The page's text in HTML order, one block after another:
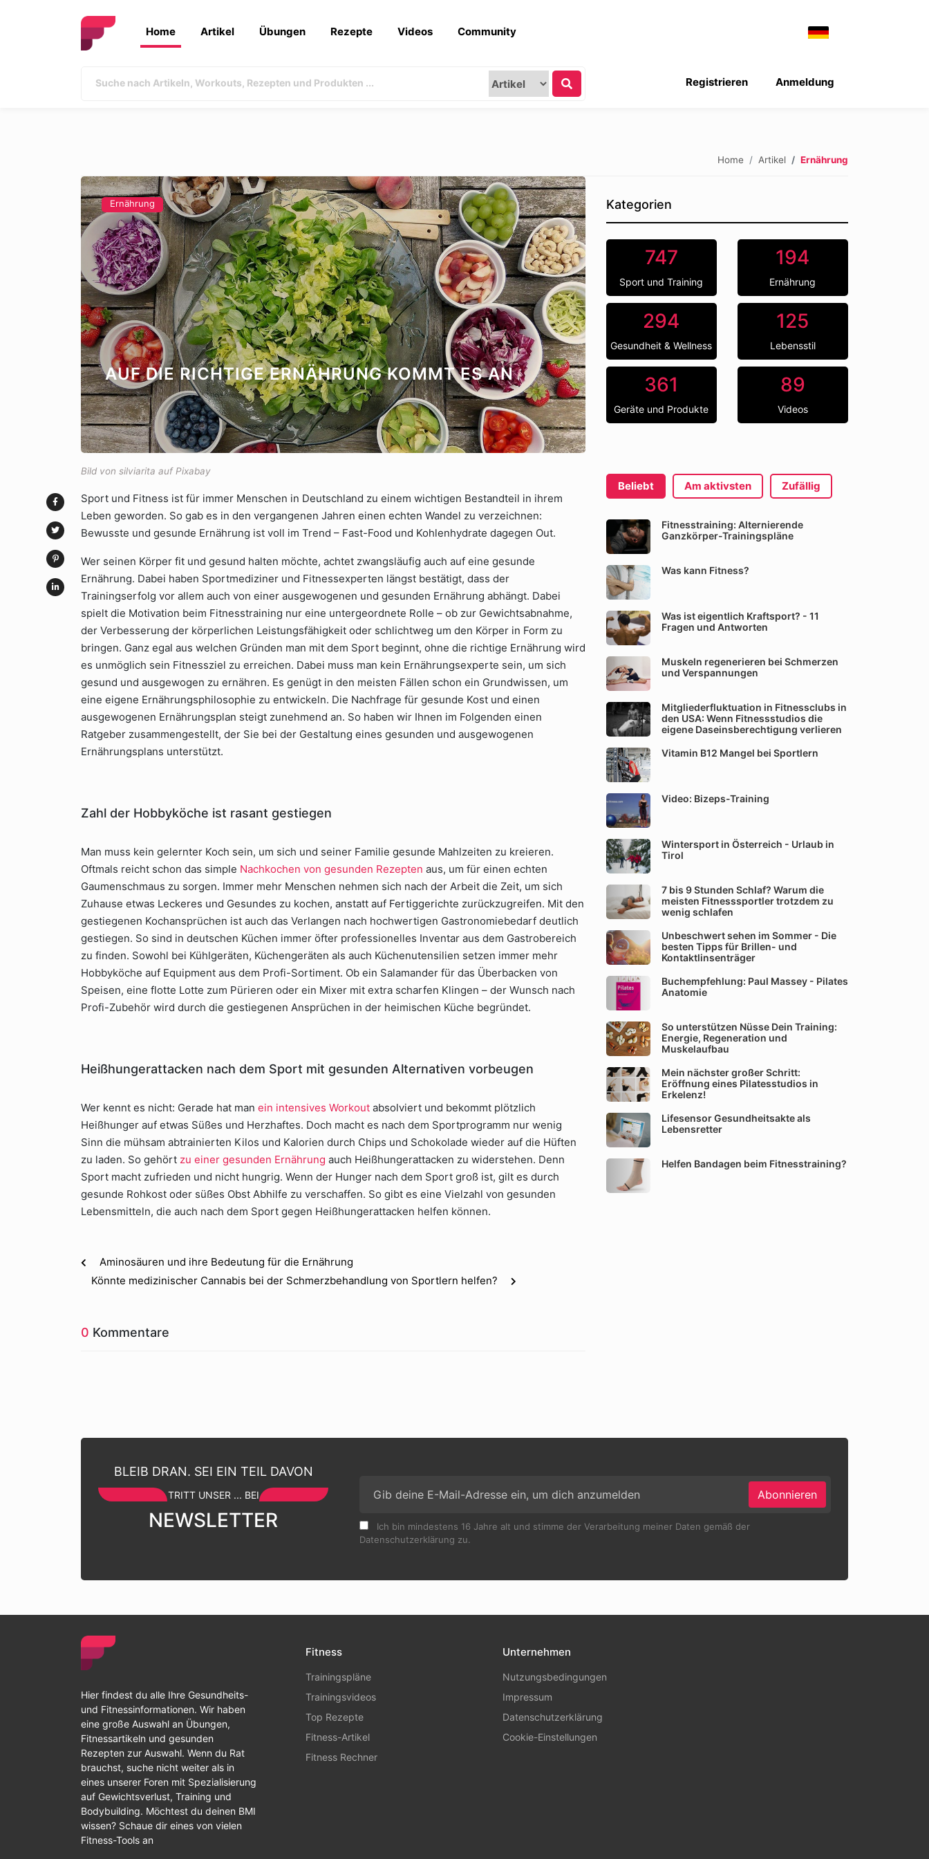
Home Artikel Übungen Rezepte Videos Community
Anmeldung
Registrieren
Home Artikel Ernährung
Ernährung
AUF DIE RICHTIGE ERNÄHRUNG KOMMT ES AN
Bild von silviarita auf Pixabay
Sport und Fitness ist für immer Menschen in Deutschland zu einem wichtigen Bestandteil in ihrem
Leben geworden. So gab es in den vergangenen Jahren einen echten Wandel zu verzeichnen:
Bewusste und gesunde Ernährung ist voll im Trend – Fast-Food und Kohlenhydrate dagegen Out.
Wer seinen Körper fit und gesund halten möchte, achtet zwangsläufig auch auf eine gesunde
Ernährung. Dabei haben Sportmediziner und Fitnessexperten längst bestätigt, dass der
Trainingserfolg vor allem auch von einer ausgewogenen und gesunden Ernährung abhängt. Dabei
spielt die Motivation beim Fitnesstraining nur eine untergeordnete Rolle – ob zur Gewichtsabnahme,
der Verbesserung der körperlichen Leistungsfähigkeit oder schlichtweg um den Körper in Form zu
bringen. Ganz egal aus welchen Gründen man mit dem Sport beginnt, ohne die richtige Ernährung wird
es unmöglich sein Fitnessziel zu erreichen. Dabei muss man kein Ernährungsexperte sein, um sich
gesund und ausgewogen zu ernähren. Es genügt in den meisten Fällen schon ein Grundwissen, um
eine eigene Ernährungsphilosophie zu entwickeln. Die Nachfrage für gesunde Kost und einen
ausgewogenen Ernährungsplan steigt zunehmend an. So haben wir Ihnen im Folgenden einen
Ratgeber zusammengestellt, der Sie bei der Gestaltung eines gesunden und ausgewogenen
Ernährungsplans unterstützt.
Zahl der Hobbyköche ist rasant gestiegen
Man muss kein gelernter Koch sein, um sich und seiner Familie gesunde Mahlzeiten zu kreieren.
Oftmals reicht schon das simple Nachkochen von gesunden Rezepten aus, um für einen echten
Gaumenschmaus zu sorgen. Immer mehr Menschen nehmen sich nach der Arbeit die Zeit, um sich
Zuhause etwas Leckeres und Gesundes zu kochen, anstatt auf Fertiggerichte zurückzugreifen. Mit den
gestiegenen Kochansprüchen ist auch das Verlangen nach hochwertigen Gastronomiebedarf deutlich
gestiegen. So sind in deutschen Küchen immer öfter professionelles Inventar aus dem Gastrobereich
zu finden. Sowohl bei Kühlgeräten, Küchengeräten als auch Küchenutensilien setzen immer mehr
Hobbyköche auf Equipment aus dem Profi-Sortiment. Ob ein Salamander für das Überbacken von
Speisen, eine flotte Lotte zum Pürieren oder ein Mixer mit extra scharfen Klingen – der Wunsch nach
Profi-Zubehör wird durch die gestiegenen Ansprüchen in der heimischen Küche begründet.
Heißhungerattacken nach dem Sport mit gesunden Alternativen vorbeugen
Wer kennt es nicht: Gerade hat man ein intensives Workout absolviert und bekommt plötzlich
Heißhunger auf etwas Süßes und Herzhaftes. Doch macht es nach dem Sportprogramm nur wenig
Sinn die mühsam abtrainierten Kilos und Kalorien durch Chips und Schokolade wieder auf die Hüften
zu laden. So gehört zu einer gesunden Ernährung auch Heißhungerattacken zu widerstehen. Denn
Sport macht zufrieden und nicht hungrig. Wenn der Hunger nach dem Sport groß ist, gilt es durch
gesunde Rohkost oder süßes Obst Abhilfe zu verschaffen. So gibt es eine Vielzahl von gesunden
Lebensmitteln, die auch nach dem Sport gegen Heißhungerattacken helfen können.
Aminosäuren und ihre Bedeutung für die Ernährung
Könnte medizinischer Cannabis bei der Schmerzbehandlung von Sportlern helfen?
0 Kommentare
Kategorien
747
Sport und Training
194
Ernährung
294
Gesundheit & Wellness
125
Lebensstil
361
Geräte und Produkte
89
Videos
Beliebt Am aktivsten Zufällig
Fitnesstraining: Alternierende
Ganzkörper-Trainingspläne
Was kann Fitness?
Was ist eigentlich Kraftsport? - 11
Fragen und Antworten
Muskeln regenerieren bei Schmerzen
und Verspannungen
Mitgliederfluktuation in Fitnessclubs in
den USA: Wenn Fitnessstudios die
eigene Daseinsberechtigung verlieren
Vitamin B12 Mangel bei Sportlern
Video: Bizeps-Training
Wintersport in Österreich - Urlaub in
Tirol
7 bis 9 Stunden Schlaf? Warum die
meisten Fitnesssportler trotzdem zu
wenig schlafen
Unbeschwert sehen im Sommer - Die
besten Tipps für Brillen- und
Kontaktlinsenträger
Buchempfehlung: Paul Massey - Pilates
Anatomie
So unterstützen Nüsse Dein Training:
Energie, Regeneration und
Muskelaufbau
Mein nächster großer Schritt:
Eröffnung eines Pilatesstudios in
Erkelenz!
Lifesensor Gesundheitsakte als
Lebensretter
Helfen Bandagen beim Fitnesstraining?
BLEIB DRAN. SEI EIN TEIL DAVON
TRITT UNSER ... BEI
NEWSLETTER
Abonnieren
Ich bin mindestens 16 Jahre alt und stimme der Verarbeitung meiner Daten gemäß der
Datenschutzerklärung zu.
Hier findest du alle Ihre Gesundheits-
und Fitnessinformationen. Wir haben
eine große Auswahl an Übungen,
Fitnessartikeln und gesunden
Rezepten zur Auswahl. Wenn du Rat
brauchst, suche nicht weiter als in
eines unserer Foren mit Spezialisierung
auf Gewichtsverlust, Training und
Bodybuilding. Möchtest du deinen BMI
wissen? Schaue dir eines von vielen
Fitness-Tools an
Fitness
Trainingspläne
Trainingsvideos
Top Rezepte
Fitness-Artikel
Fitness Rechner
Unternehmen
Nutzungsbedingungen
Impressum
Datenschutzerklärung
Cookie-Einstellungen